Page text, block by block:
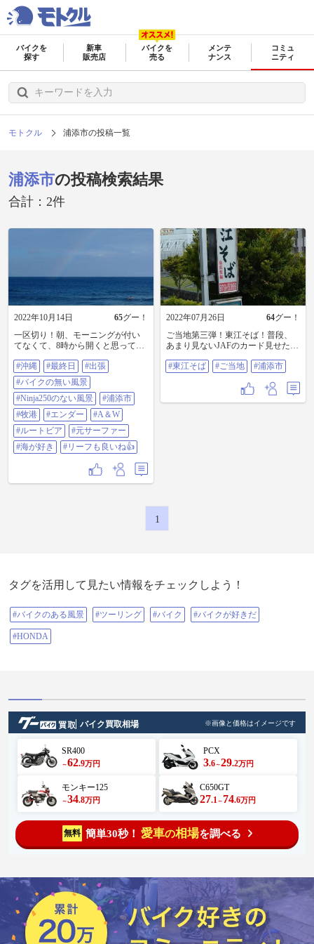
バイクを
探す
新車
販売店
バイクを
売る
メンテ
ナンス
コミュ
ニティ
モトクル 浦添市の投稿一覧
浦添市の投稿検索結果
合計：2件
2022年10月14日 65グー！
一区切り！朝、モーニングが付い
てなくて、8時から開くと思って海
つ、波を見つつ、昔を思い出しつ
つ…そしたら、9時オープンだ
と？！待つほど時間はなく、ラッ
キーというか、喜んでエンダー
（A&W）へ♫ 今日はとても暑く30
度超えてるって。しかも晴れや
し…。今年、2回目の夏。。。 #沖
縄 #最終日 #出張 #バイクの無い風
景 #Ninja250のない風景 #浦添市 #牧
港 #エンダー #A&W #ルートビア #
元サーファー #海が好き #リーフも
良いね👍
#沖縄 #最終日
#出張
#バイクの無い風景
#Ninja250のない風景
#浦添市
#牧港
#エンダー
#A＆W
#ルートビア
#元サーファー
#海が好き
#リーフも良いね👍
2022年07月26日 64グー！
ご当地第三弾！東江そば！普段、
あまり見ないJAFのカード見せた
ご飯を付けてくれました！ #東江そ
#東江そば #ご当地 #浦添市
1
タグを活用して見たい情報をチェックしよう！
#バイクのある風景 #ツーリング #バイク #バイクが好きだ
#HONDA
バイク買取相場 ※画像と価格はイメージです
SR400
～62.9万円
PCX
3.6～29.2万円
モンキー125
～34.8万円
C650GT
27.1 ～ 74.6万円
無料 簡単30秒！ 愛車の相場を調べる